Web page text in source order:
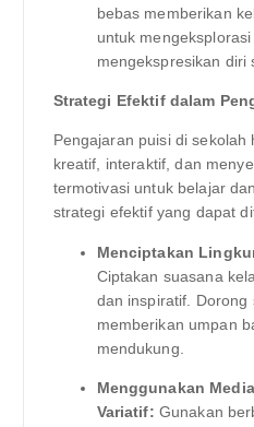
bebas memberikan
untuk
mengekspresikan diri
Strategi Efektif dalam
Pengajaran puisi di
kreatif, interaktif, dan
termotivasi untuk belajar
strategi efektif yang dapat
Menciptakan
Ciptakan suasana
dan inspiratif. Dorong
memberikan umpan
mendukung.
Menggunakan
Variatif: Gunakan